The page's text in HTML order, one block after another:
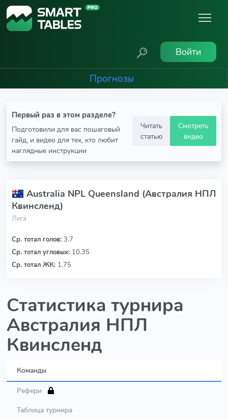
Войти
Прогнозы
Первый раз в этом разделе?
Подготовили для вас пошаговый
гайд, и видео для тех, кто любит
наглядные инструкции
Читать
статью
Смотреть
видео
Australia NPL Queensland (Австралия НПЛ
Квинсленд)
Лига
Ср. тотал голов: 3.7
Ср. тотал угловых: 10.35
Ср. тотал ЖК: 1.75
Статистика турнира
Австралия НПЛ
Квинсленд
Команды
Рефери
Таблица турнира